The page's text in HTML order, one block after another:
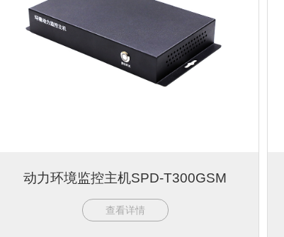
动力环境监控主机SPD-T300GSM
查看详情